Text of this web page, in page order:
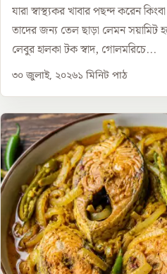
যারা স্বাস্থ্যকর খাবার পছন্দ করেন
তাদের জন্য তেল ছাড়া লেমন সয়ামিট
লেবুর হালকা টক স্বাদ, গোলমরিচে...
৩০ জুলাই, ২০২৬১ মিনিট পাঠ